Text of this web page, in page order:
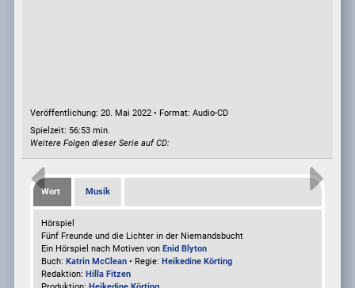
Veröffentlichung: 20. Mai 2022• Format: Audio-CD
Spielzeit: 56:53 min.
Weitere Folgen dieser Serie auf CD:
Wort Musik
Hörspiel
Fünf Freunde und die Lichter in der Niemandsbucht
Ein Hörspiel nach Motiven von Enid Blyton
Buch: Katrin McClean• Regie: Heikedine Körting
Redaktion: Hilla Fitzen